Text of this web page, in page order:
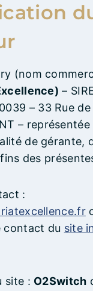
(nom
–
– 33 Rue de
–
de gérante,
des
:
contact du site
site : O2Switch